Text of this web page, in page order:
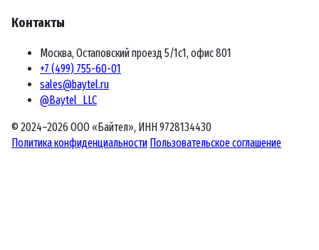
Контакты
Москва, Остаповский проезд 5/1с1, офис 801
+7 (499) 755-60-01
sales@baytel.ru
@Baytel_LLC
© 2024–2026 ООО «Байтел», ИНН 9728134430
Политика конфиденциальности Пользовательское соглашение